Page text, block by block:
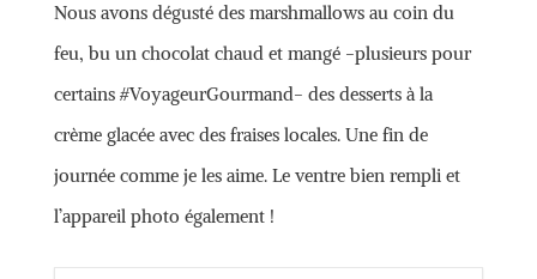
Nous avons dégusté des marshmallows au coin du
feu, bu un chocolat chaud et mangé -plusieurs pour
certains #VoyageurGourmand- des desserts à la
crème glacée avec des fraises locales. Une fin de
journée comme je les aime. Le ventre bien rempli et
l’appareil photo également !